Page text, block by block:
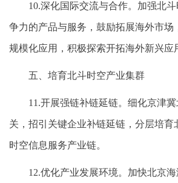
10.深化国际交流与合作。加强北
争力的产品与服务，鼓励拓展海外市
规模化应用，积极探索开拓海外新兴
五、培育北斗时空产业集群
11.开展强链补链延链。细化京津
关，招引关键企业补链延链，分层培
时空信息服务产业链。
12.优化产业发展环境。加快北京